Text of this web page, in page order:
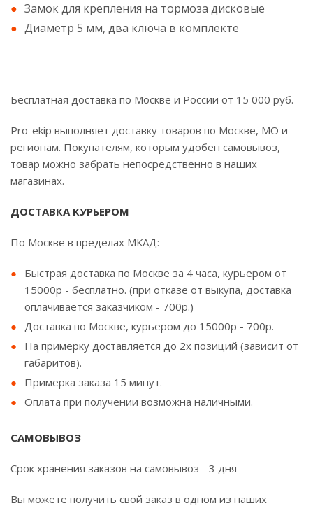
Замок для крепления на тормоза дисковые
Диаметр 5 мм, два ключа в комплекте
Бесплатная доставка по Москве и России от 15 000 руб.
Pro-ekip выполняет доставку товаров по Москве, МО и
регионам. Покупателям, которым удобен самовывоз,
товар можно забрать непосредственно в наших
магазинах.
ДОСТАВКА КУРЬЕРОМ
По Москве в пределах МКАД:
Быстрая доставка по Москве за 4 часа, курьером от
15000р - бесплатно. (при отказе от выкупа, доставка
оплачивается заказчиком - 700р.)
Доставка по Москве, курьером до 15000р - 700р.
На примерку доставляется до 2х позиций (зависит от
габаритов).
Примерка заказа 15 минут.
Оплата при получении возможна наличными.
САМОВЫВОЗ
Срок хранения заказов на самовывоз - 3 дня
Вы можете получить свой заказ в одном из наших